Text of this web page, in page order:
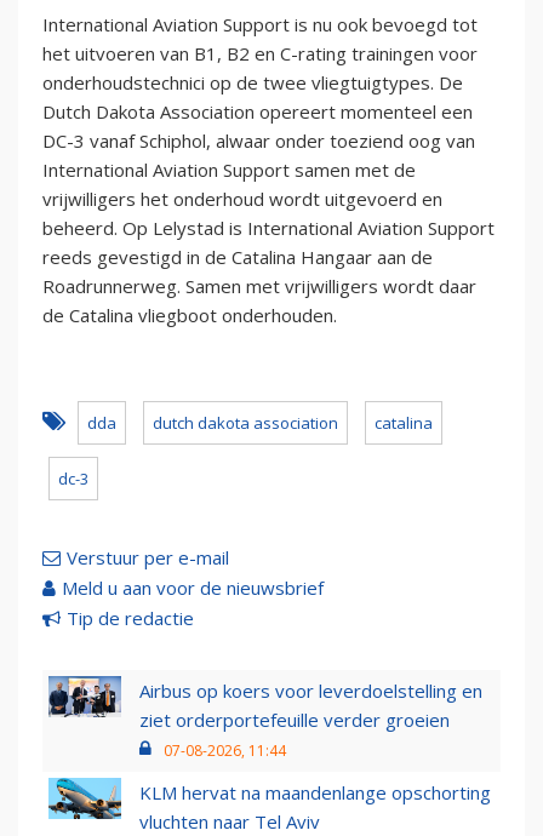
International Aviation Support is nu ook bevoegd tot
het uitvoeren van B1, B2 en C-rating trainingen voor
onderhoudstechnici op de twee vliegtuigtypes. De
Dutch Dakota Association opereert momenteel een
DC-3 vanaf Schiphol, alwaar onder toeziend oog van
International Aviation Support samen met de
vrijwilligers het onderhoud wordt uitgevoerd en
beheerd. Op Lelystad is International Aviation Support
reeds gevestigd in de Catalina Hangaar aan de
Roadrunnerweg. Samen met vrijwilligers wordt daar
de Catalina vliegboot onderhouden.
dda dutch dakota association catalina
dc-3
Verstuur per e-mail
Meld u aan voor de nieuwsbrief
Tip de redactie
Airbus op koers voor leverdoelstelling en
ziet orderportefeuille verder groeien
07-08-2026, 11:44
KLM hervat na maandenlange opschorting
vluchten naar Tel Aviv